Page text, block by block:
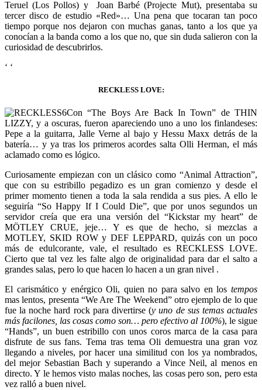
Teruel (Los Pollos) y Joan Barbé (Projecte Mut), presentaba su
tercer disco de estudio «Red»… Una pena que tocaran tan poco
tiempo porque nos dejaron con muchas ganas, tanto a los que ya
conocían a la banda como a los que no, que sin duda salieron con la
curiosidad de descubrirlos.
‘ ‘
RECKLESS LOVE:
Con “The Boys Are Back In Town” de THIN
LIZZY, y a oscuras, fueron apareciendo uno a uno los finlandeses:
Pepe a la guitarra, Jalle Verne al bajo y Hessu Maxx detrás de la
batería… y ya tras los primeros acordes salta Olli Herman, el más
aclamado como es lógico.
Curiosamente empiezan con un clásico como “Animal Attraction”,
que con su estribillo pegadizo es un gran comienzo y desde el
primer momento tienen a toda la sala rendida a sus pies. A ello le
seguiría “So Happy If I Could Die”, que por unos segundos un
servidor creía que era una versión del “Kickstar my heart” de
MÖTLEY CRUE, jeje… Y es que de hecho, si mezclas a
MOTLEY, SKID ROW y DEF LEPPARD, quizás con un poco
más de edulcorante, vale, el resultado es RECKLESS LOVE.
Cierto que tal vez les falte algo de originalidad para dar el salto a
grandes salas, pero lo que hacen lo hacen a un gran nivel .
El carismático y enérgico Oli, quien no para salvo en los tempos
mas lentos, presenta “We Are The Weekend” otro ejemplo de lo que
fue la noche hard rock para divertirse (y uno de sus temas actuales
más facilones, las cosas como son… pero efectivo al 100%), le sigue
“Hands”, un buen estribillo con unos coros marca de la casa para
disfrute de sus fans. Tema tras tema Oli demuestra una gran voz
llegando a niveles, por hacer una similitud con los ya nombrados,
del mejor Sebastian Bach y superando a Vince Neil, al menos en
directo. Y le hemos visto malas noches, las cosas pero son, pero esta
vez ralló a buen nivel.